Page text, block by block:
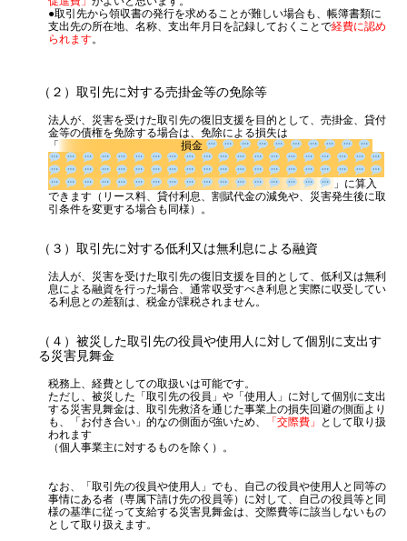
●取引先から領収書の発行を求めることが難しい場合も、帳簿書類に
支出先の所在地、名称、支出年月日を記録しておくことで経費に認め
られます。
（２）取引先に対する売掛金等の免除等
法人が、災害を受けた取引先の復旧支援を目的として、売掛金、貸付
金等の債権を免除する場合は、免除による損失は
「
損金
」
に算入できます（リース料、貸付利息、割賦代金の減免や、災害発生
後に取引条件を変更する場合も同様）。
（３）取引先に対する低利又は無利息による融資
法人が、災害を受けた取引先の復旧支援を目的として、低利又は無利
息による融資を行った場合、通常収受すべき利息と実際に収受してい
る利息との差額は、税金が課税されません。
（４）被災した取引先の役員や使用人に対して個別に支出す
る災害見舞金
税務上、経費としての取扱いは可能です。
ただし、被災した「取引先の役員」や「使用人」に対して個別に支出
する災害見舞金は、取引先救済を通じた事業上の損失回避の側面より
も、「お付き合い」的なの側面が強いため、
「交際費」
として取り扱
われます
（個人事業主に対するものを除く）。
なお、「取引先の役員や使用人」でも、自己の役員や使用人と同等の
事情にある者（専属下請け先の役員等）に対して、自己の役員等と同
様の基準に従って支給する災害見舞金は、交際費等に該当しないもの
として取り扱えます。